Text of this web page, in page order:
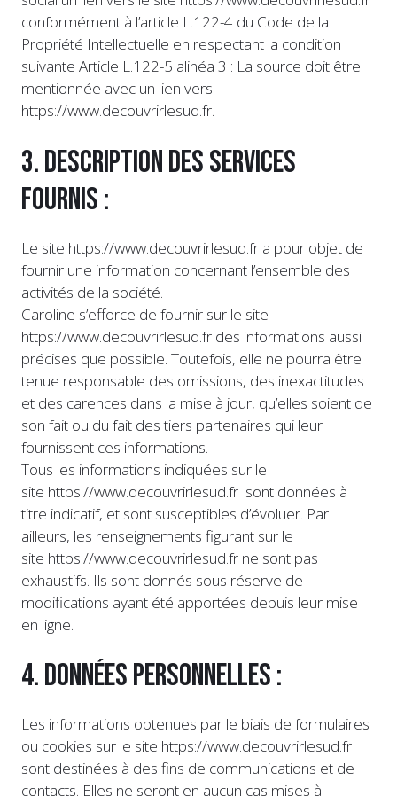
conformément à l’article L.122-4 du Code de la
Propriété Intellectuelle en respectant la condition
suivante Article L.122-5 alinéa 3 : La source doit être
mentionnée avec un lien vers
https://www.decouvrirlesud.fr.
3. Description des services
fournis :
Le site https://www.decouvrirlesud.fr a pour objet de
fournir une information concernant l’ensemble des
activités de la société.
Caroline s’efforce de fournir sur le site
https://www.decouvrirlesud.fr des informations aussi
précises que possible. Toutefois, elle ne pourra être
tenue responsable des omissions, des inexactitudes
et des carences dans la mise à jour, qu’elles soient de
son fait ou du fait des tiers partenaires qui leur
fournissent ces informations.
Tous les informations indiquées sur le
site https://www.decouvrirlesud.fr sont données à
titre indicatif, et sont susceptibles d’évoluer. Par
ailleurs, les renseignements figurant sur le
site https://www.decouvrirlesud.fr ne sont pas
exhaustifs. Ils sont donnés sous réserve de
modifications ayant été apportées depuis leur mise
en ligne.
4. Données personnelles :
Les informations obtenues par le biais de formulaires
ou cookies sur le site https://www.decouvrirlesud.fr
sont destinées à des fins de communications et de
contacts. Elles ne seront en aucun cas mises à